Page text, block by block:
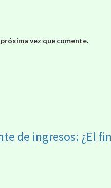
vez que comente.
de ingresos: ¿El